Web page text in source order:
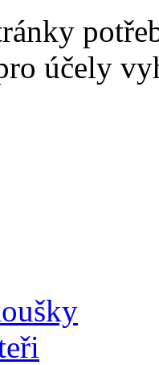
účely